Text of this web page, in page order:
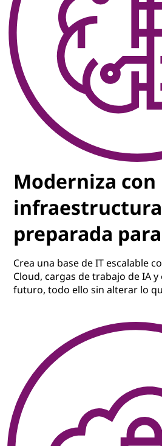
Moderniza con
infraestructura
preparada
Crea una base de IT escalable
Cloud, cargas de trabajo de IA
futuro, todo ello sin alterar lo